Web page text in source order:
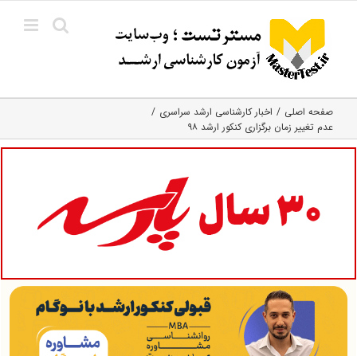
content
صفحه اصلی
اخبار کارشناسی ارشد سراسری
عدم تغییر زمان برگزاری کنکور ارشد ۹۸